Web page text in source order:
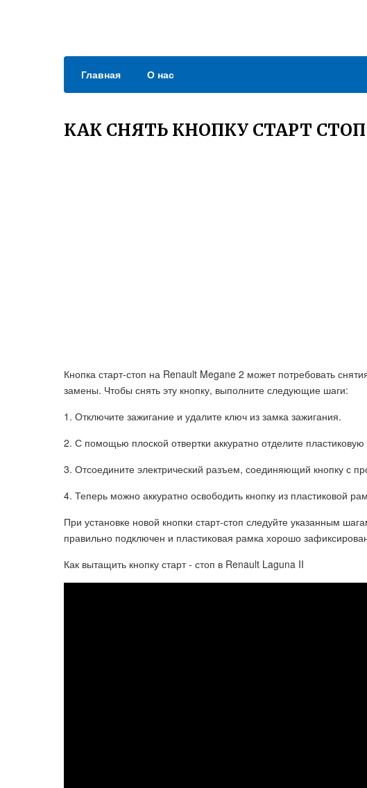
Главная О нас
КАК СНЯТЬ КНОПКУ СТАРТ
Кнопка старт-стоп на Renault Megane 2 может потребовать
замены. Чтобы снять эту кнопку, выполните следующие шаги:
1. Отключите зажигание и удалите ключ из замка зажигания.
2. С помощью плоской отвертки аккуратно отделите пластиковую
3. Отсоедините электрический разъем, соединяющий кнопку с
4. Теперь можно аккуратно освободить кнопку из пластиковой
При установке новой кнопки старт-стоп следуйте указанным
правильно подключен и пластиковая рамка хорошо
Как вытащить кнопку старт - стоп в Renault Laguna II